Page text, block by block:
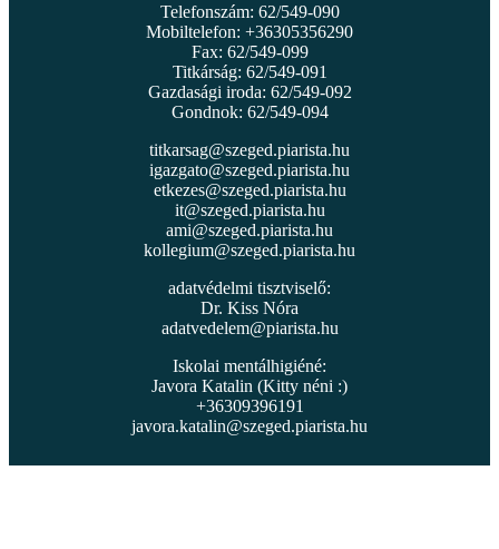
Telefonszám: 62/549-090
Mobiltelefon: +36305356290
Fax: 62/549-099
Titkárság: 62/549-091
Gazdasági iroda: 62/549-092
Gondnok: 62/549-094
titkarsag@szeged.piarista.hu
igazgato@szeged.piarista.hu
etkezes@szeged.piarista.hu
it@szeged.piarista.hu
ami@szeged.piarista.hu
kollegium@szeged.piarista.hu
adatvédelmi tisztviselő:
Dr. Kiss Nóra
adatvedelem@piarista.hu
Iskolai mentálhigiéné:
Javora Katalin (Kitty néni :)
+36309396191
javora.katalin@szeged.piarista.hu